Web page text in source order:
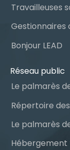
Travailleuses
Gestionnaires
Bonjour LEAD
Réseau public
Répertoire